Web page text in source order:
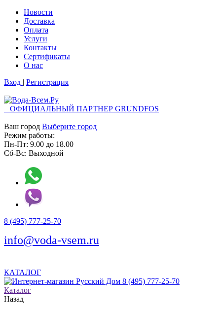
Новости
Доставка
Оплата
Услуги
Контакты
Cертификаты
О нас
Вход | Регистрация
ОФИЦИАЛЬНЫЙ ПАРТНЕР GRUNDFOS
Ваш город Выберите город
Режим работы:
Пн-Пт: 9.00 до 18.00
Сб-Вс: Выходной
8 (495) 777-25-70
info@voda-vsem.ru
КАТАЛОГ
8 (495) 777-25-70
Каталог
Назад